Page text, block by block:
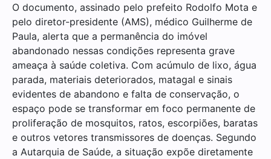
O documento, assinado pelo prefeito Rodolfo Mota e
pelo diretor-presidente (AMS), médico Guilherme de
Paula, alerta que a permanência do imóvel
abandonado nessas condições representa grave
ameaça à saúde coletiva. Com acúmulo de lixo, água
parada, materiais deteriorados, matagal e sinais
evidentes de abandono e falta de conservação, o
espaço pode se transformar em foco permanente de
proliferação de mosquitos, ratos, escorpiões, baratas
e outros vetores transmissores de doenças. Segundo
a Autarquia de Saúde, a situação expõe diretamente